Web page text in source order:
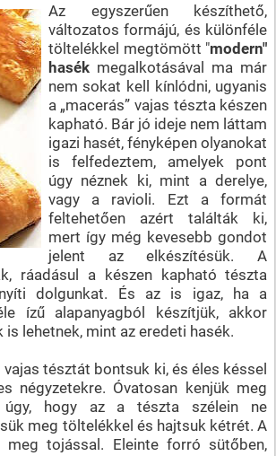
Az egyszerűen készíthető,
változatos formájú, és különféle
töltelékkel megtömött "modern"
hasék megalkotásával ma már
nem sokat kell kínlódni, ugyanis
a „macerás” vajas tészta készen
kapható. Bár jó ideje nem láttam
igazi hasét, fényképen olyanokat
is felfedeztem, amelyek pont
úgy néznek ki, mint a derelye,
vagy a ravioli. Ezt a formát
feltehetően azért találták ki,
mert így még kevesebb gondot
jelent az elkészítésük. A
ráadásul a készen kapható tészta
dolgunkat. És az is igaz, ha a
ízű alapanyagból készítjük, akkor
lehetnek, mint az eredeti hasék.
vajas tésztát bontsuk ki, és éles késsel
négyzetekre. Óvatosan kenjük meg
úgy, hogy az a tészta szélein ne
meg töltelékkel és hajtsuk kétrét. A
tojással. Eleinte forró sütőben,